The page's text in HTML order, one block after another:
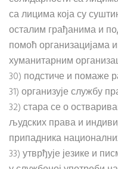
са лицима која су
осталим грађанима и
помоћ организацијама
хуманитарним
30) подстиче и помаже
31) организује службу
32) стара се о
људских права и
припадника
33) утврђује језике и